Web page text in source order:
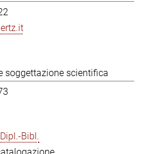
soggettazione scientifica
Bibl.